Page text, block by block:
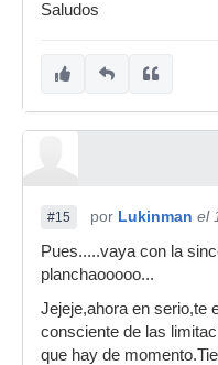
Saludos
#15 por Lukinman el
Pues.....vaya con la
planchaooooo...
Jejeje,ahora en serio,te
consciente de las
que hay de